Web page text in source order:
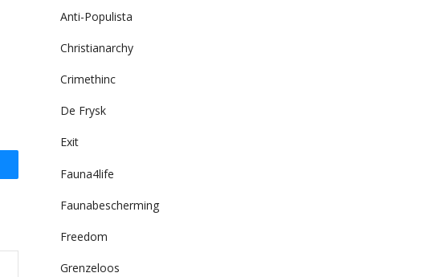
Anti-Populista
Christianarchy
Crimethinc
De Frysk
Exit
Fauna4life
Faunabescherming
Freedom
Grenzeloos